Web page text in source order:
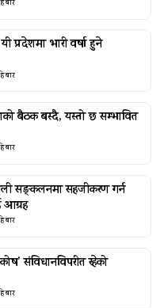
प्रदेशमा भारी वर्षा हुने
बैठक बस्दै, यस्तो छ सम्भावित
सङ्कलनमा सहजीकरण गर्न
आग्रह
संविधानविपरीत रहेको